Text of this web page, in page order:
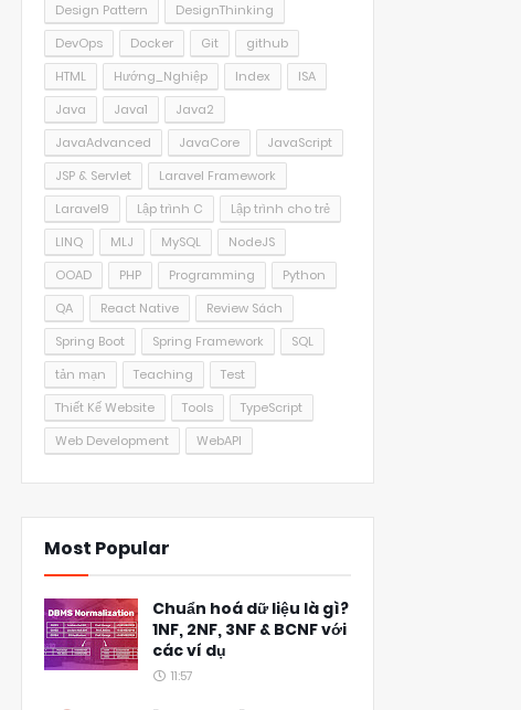
Design Pattern
DesignThinking
DevOps
Docker Git
github
HTML
Hướng_Nghiệp Index
ISA
Java
Java1
Java2
JavaAdvanced
JavaCore
JavaScript
JSP & Servlet
Laravel Framework
Laravel9
Lập trình C
Lập trình cho trẻ
LINQ
MLJ MySQL
NodeJS
OOAD
PHP Programming
Python
QA
React Native
Review Sách
Spring Boot
Spring Framework
SQL
tản mạn
Teaching
Test
Thiết Kế Website
Tools
TypeScript
Web Development
WebAPI
Most Popular
Chuẩn hoá dữ liệu là gì?
1NF, 2NF, 3NF & BCNF với
các ví dụ
11:57